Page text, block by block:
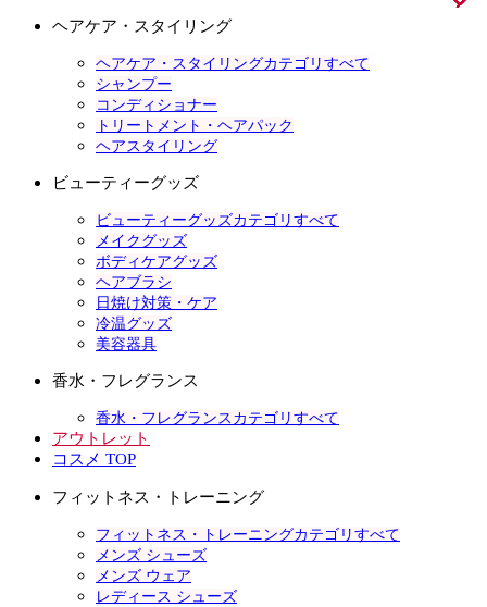
ヘアケア・スタイリング
ヘアケア・スタイリングカテゴリすべて
シャンプー
コンディショナー
トリートメント・ヘアパック
ヘアスタイリング
ビューティーグッズ
ビューティーグッズカテゴリすべて
メイクグッズ
ボディケアグッズ
ヘアブラシ
日焼け対策・ケア
冷温グッズ
美容器具
香水・フレグランス
香水・フレグランスカテゴリすべて
アウトレット
コスメ TOP
フィットネス・トレーニング
フィットネス・トレーニングカテゴリすべて
メンズ シューズ
メンズ ウェア
レディース シューズ